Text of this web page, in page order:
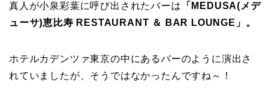
真人が小泉彩葉に呼び出されたバーは 「MEDUSA(メデ
ューサ)恵比寿 RESTAURANT ＆ BAR LOUNGE」。
ホテルカデンツァ東京の中にあるバーのように演出さ
れていましたが、そうではなかったんですね～！